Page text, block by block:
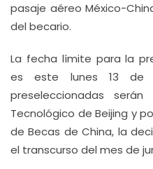
pasaje aéreo México-
del becario.
La fecha límite para la
es este lunes 13 de
preseleccionadas
Tecnológico de Beijing y
de Becas de China, la
el transcurso del mes de